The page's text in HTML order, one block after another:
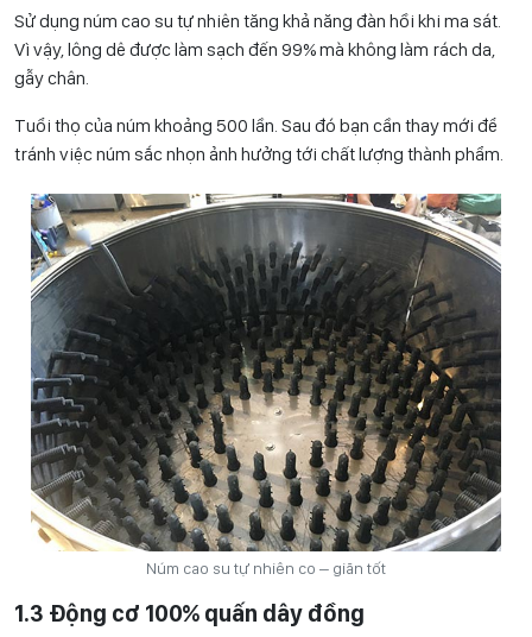
Sử dụng núm cao su tự nhiên tăng khả năng đàn hồi khi ma sát.
Vì vậy, lông dê được làm sạch đến 99% mà không làm rách da,
gẫy chân.
Tuổi thọ của núm khoảng 500 lần. Sau đó bạn cần thay mới để
tránh việc núm sắc nhọn ảnh hưởng tới chất lượng thành phẩm.
Núm cao su tự nhiên co – giãn tốt
1.3 Động cơ 100% quấn dây đồng